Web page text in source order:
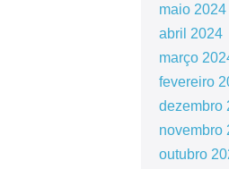
maio 2024
abril 2024
março
fevereiro
dezembro
novembro
outubro